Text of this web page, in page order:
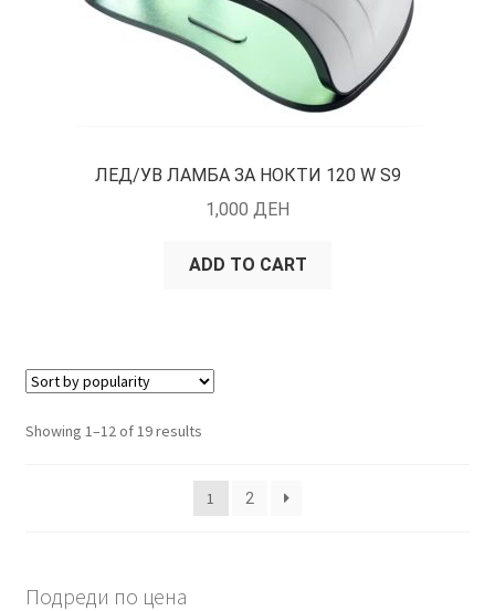
ЛЕД/УВ ЛАМБА ЗА НОКТИ 120 W S9
1,000 ДЕН
ADD TO CART
Showing 1–12 of 19 results
1 2
Подреди по цена